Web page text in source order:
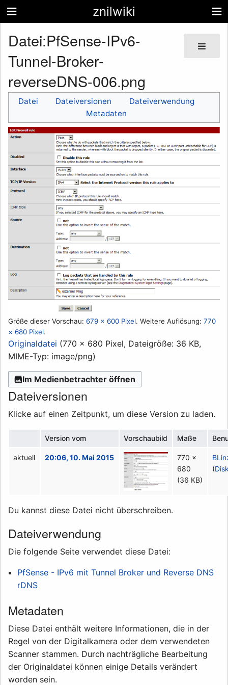
znilwiki
Datei:PfSense-IPv6-
Tunnel-Broker-
reverseDNS-006.png
Datei Dateiversionen
Dateiverwendung
Metadaten
Größe dieser Vorschau: 679 × 600 Pixel. Weitere Auflösung: 770
× 680 Pixel.
Originaldatei (770 × 680 Pixel, Dateigröße: 36 KB,
MIME-Typ: image/png)
Im Medienbetrachter öffnen
Dateiversionen
Klicke auf einen Zeitpunkt, um diese Version zu laden.
Version vom Vorschaubild Maße
aktuell 20:06, 10. Mai 2015
770 ×
680
(36 KB)
(
Du kannst diese Datei nicht überschreiben.
Dateiverwendung
Die folgende Seite verwendet diese Datei:
PfSense - IPv6 mit Tunnel Broker und Reverse DNS
rDNS
Metadaten
Diese Datei enthält weitere Informationen, die in der
Regel von der Digitalkamera oder dem verwendeten
Scanner stammen. Durch nachträgliche Bearbeitung
der Originaldatei können einige Details verändert
worden sein.